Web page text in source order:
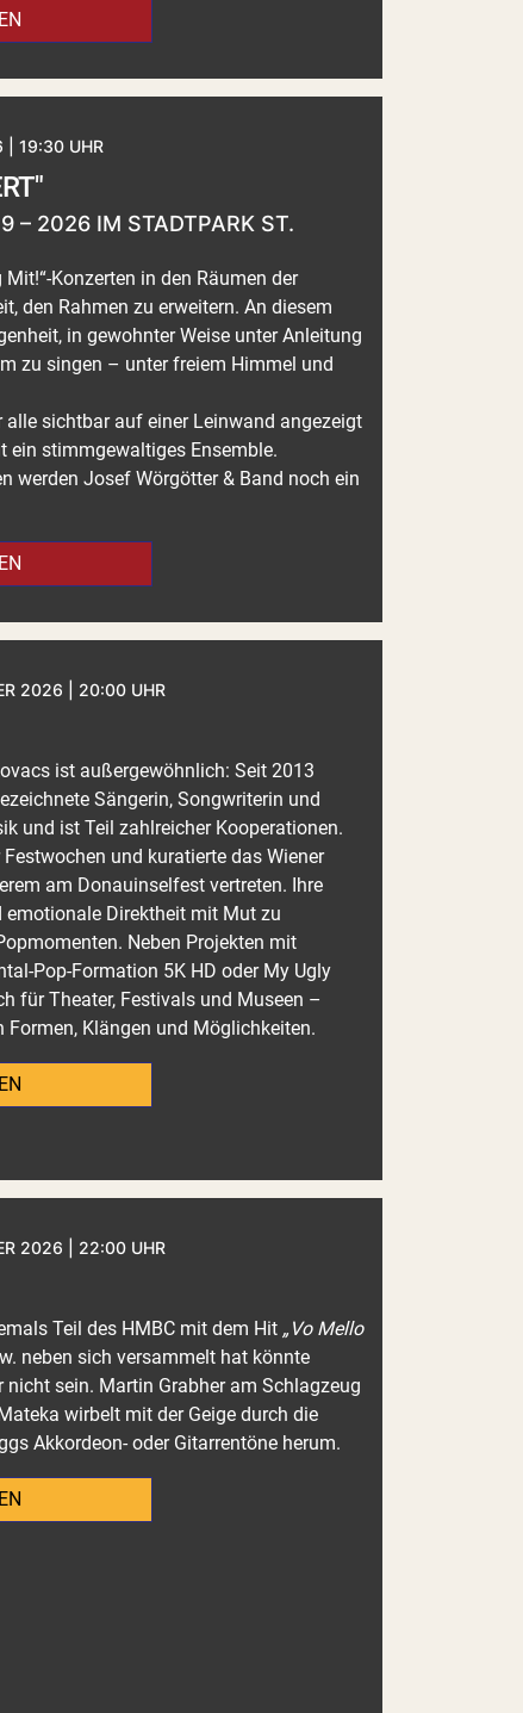
| 19:30 UHR
– 2026 IM STADTPARK ST.
Konzerten in den Räumen der
den Rahmen zu erweitern. An diesem
in gewohnter Weise unter Anleitung
zu singen – unter freiem Himmel und
alle sichtbar auf einer Leinwand angezeigt
ein stimmgewaltiges Ensemble.
werden Josef Wörgötter & Band noch ein
2026 | 20:00 UHR
ist außergewöhnlich: Seit 2013
Sängerin, Songwriterin und
und ist Teil zahlreicher Kooperationen.
und kuratierte das Wiener
am Donauinselfest vertreten. Ihre
Direktheit mit Mut zu
Neben Projekten mit
Pop-Formation 5K HD oder My Ugly
für Theater, Festivals und Museen –
Klängen und Möglichkeiten.
2026 | 22:00 UHR
Teil des HMBC mit dem Hit „Vo Mello
neben sich versammelt hat könnte
sein. Martin Grabher am Schlagzeug
wirbelt mit der Geige durch die
Akkordeon- oder Gitarrentöne herum.